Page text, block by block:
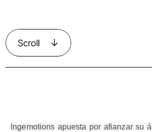
Ingemotions apuesta por afianzar su